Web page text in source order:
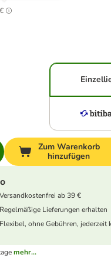
Zum Warenkorb
hinzufügen
Versandkostenfrei ab 39 €
Regelmäßige Lieferungen erhalten
Flexibel, ohne Gebühren, jederzeit
mehr...